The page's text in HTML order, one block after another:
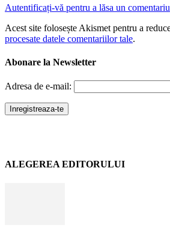
Autentificați-vă pentru a lăsa un comentariu
Acest site folosește Akismet pentru a
procesate datele comentariilor tale.
Abonare la Newsletter
Adresa de e-mail:
ALEGEREA EDITORULUI